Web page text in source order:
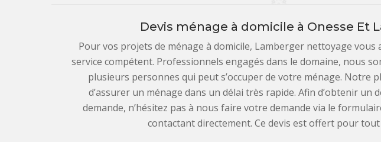
Devis ménage à domicile à Onesse Et
Pour vos projets de ménage à domicile, Lamberger nettoyage vous
service compétent. Professionnels engagés dans le domaine, nous
plusieurs personnes qui peut s’occuper de votre ménage. Notre
d’assurer un ménage dans un délai très rapide. Afin d’obtenir un
demande, n’hésitez pas à nous faire votre demande via le
contactant directement. Ce devis est offert pour tout